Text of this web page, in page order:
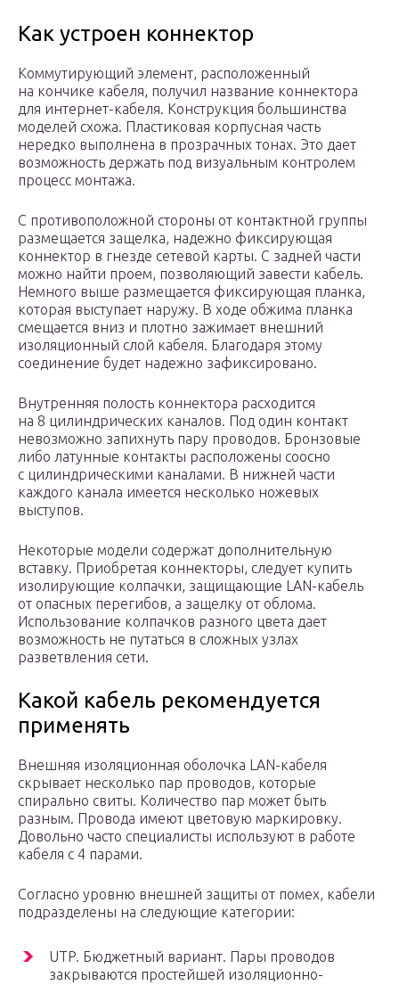
Как устроен коннектор
Коммутирующий элемент, расположенный
на кончике кабеля, получил название коннектора
для интернет-кабеля. Конструкция большинства
моделей схожа. Пластиковая корпусная часть
нередко выполнена в прозрачных тонах. Это дает
возможность держать под визуальным контролем
процесс монтажа.
С противоположной стороны от контактной группы
размещается защелка, надежно фиксирующая
коннектор в гнезде сетевой карты. С задней части
можно найти проем, позволяющий завести кабель.
Немного выше размещается фиксирующая планка,
которая выступает наружу. В ходе обжима планка
смещается вниз и плотно зажимает внешний
изоляционный слой кабеля. Благодаря этому
соединение будет надежно зафиксировано.
Внутренняя полость коннектора расходится
на 8 цилиндрических каналов. Под один контакт
невозможно запихнуть пару проводов. Бронзовые
либо латунные контакты расположены соосно
с цилиндрическими каналами. В нижней части
каждого канала имеется несколько ножевых
выступов.
Некоторые модели содержат дополнительную
вставку. Приобретая коннекторы, следует купить
изолирующие колпачки, защищающие LAN-кабель
от опасных перегибов, а защелку от облома.
Использование колпачков разного цвета дает
возможность не путаться в сложных узлах
разветвления сети.
Какой кабель рекомендуется
применять
Внешняя изоляционная оболочка LAN-кабеля
скрывает несколько пар проводов, которые
спирально свиты. Количество пар может быть
разным. Провода имеют цветовую маркировку.
Довольно часто специалисты используют в работе
кабеля с 4 парами.
Согласно уровню внешней защиты от помех, кабели
подразделены на следующие категории:
UTP. Бюджетный вариант. Пары проводов
закрываются простейшей изоляционно-